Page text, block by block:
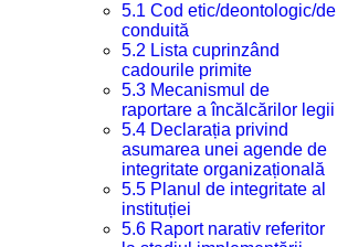
5.1 Cod etic/deontologic/de
conduită
5.2 Lista cuprinzând
cadourile primite
5.3 Mecanismul de
raportare a încălcărilor legii
5.4 Declarația privind
asumarea unei agende de
integritate organizațională
5.5 Planul de integritate al
instituției
5.6 Raport narativ referitor